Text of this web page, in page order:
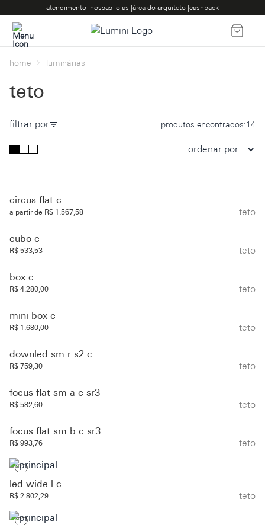
atendimento |nossas lojas |área do arquiteto |cashback
home luminárias
teto
filtrar por produtos encontrados:14
circus flat c
a partir de R$ 1.567,58 teto
cubo c
R$ 533,53 teto
box c
R$ 4.280,00 teto
mini box c
R$ 1.680,00 teto
downled sm r s2 c
R$ 759,30 teto
focus flat sm a c sr3
R$ 582,60 teto
focus flat sm b c sr3
R$ 993,76 teto
led wide l c
R$ 2.802,29 teto